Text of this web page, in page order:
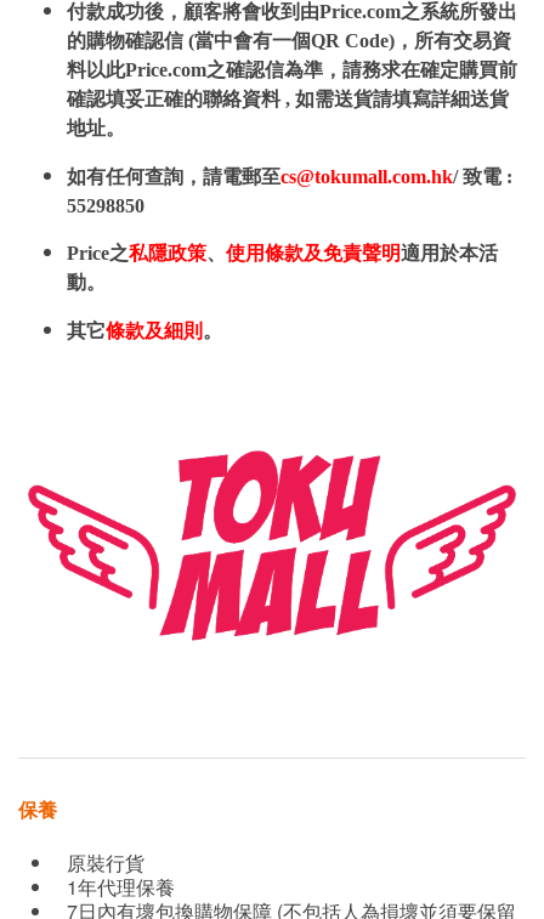
付款成功後，顧客將會收到由Price.com之系統所發出
的購物確認信 (當中會有一個QR Code)，所有交易資
料以此Price.com之確認信為準，請務求在確定購買前
確認填妥正確的聯絡資料 , 如需送貨請填寫詳細送貨
地址。
如有任何查詢，請電郵至cs@tokumall.com.hk/ 致電 :
55298850
Price之私隱政策、 使用條款及免責聲明適用於本活
動。
其它條款及細則 。
保養
原裝行貨
1年代理保養
7日內有壞包換購物保障 (不包括人為損壞並須要保留